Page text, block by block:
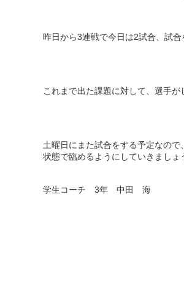
昨日から3連戦で今日は2試合、試合
これまで出た課題に対して、選手
土曜日にまた試合をする予定なの
状態で臨めるようにしていきましょ
学生コーチ 3年 中田 海